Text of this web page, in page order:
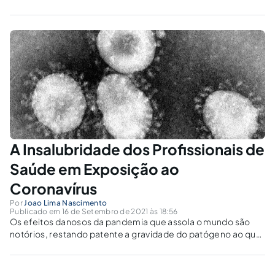
do capitalismo e da essencialidade em se
equilibrar as disparidades encontradas no
pagamento de serviços iguais prestados por
homens e...
A Insalubridade dos Profissionais de
Saúde em Exposição ao
Coronavírus
PorJoao Lima Nascimento
Publicado em 16 de Setembro de 2021 às 18:56
Os efeitos danosos da pandemia que assola o mundo são
notórios, restando patente a gravidade do patógeno ao qual
infere que o percentual aplicável é de 40%, ou seja, o grau